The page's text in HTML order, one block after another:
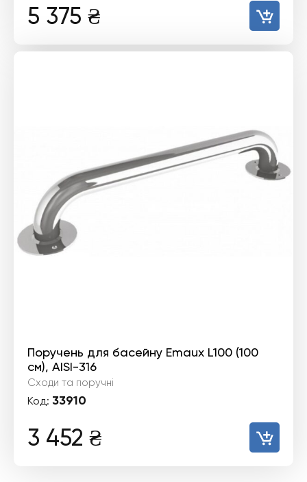
5 375 ₴
Поручень для басейну Emaux L100 (100
см), AISI-316
Сходи та поручні
Код: 33910
3 452 ₴